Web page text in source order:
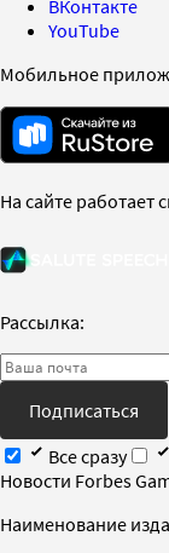
ВКонтакте
YouTube
Мобильное
На сайте работает
Рассылка:
Подписаться
Все сразу
Новости Forbes
Наименование